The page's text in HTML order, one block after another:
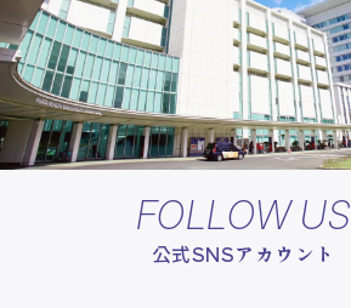
FOLLOW US
公式SNSアカウント